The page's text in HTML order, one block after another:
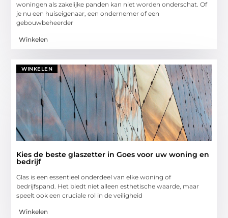
woningen als zakelijke panden kan niet worden onderschat. Of
je nu een huiseigenaar, een ondernemer of een
gebouwbeheerder
Winkelen
WINKELEN
Kies de beste glaszetter in Goes voor uw woning en
bedrijf
Glas is een essentieel onderdeel van elke woning of
bedrijfspand. Het biedt niet alleen esthetische waarde, maar
speelt ook een cruciale rol in de veiligheid
Winkelen